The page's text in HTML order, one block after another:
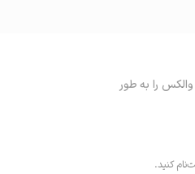
را به طور
کنید.